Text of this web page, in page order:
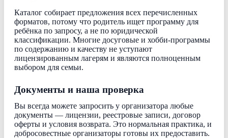
Каталог собирает предложения всех перечисленных
форматов, потому что родитель ищет программу для
ребёнка по запросу, а не по юридической
классификации. Многие досуговые и хобби-программы
по содержанию и качеству не уступают
лицензированным лагерям и являются полноценным
выбором для семьи.
Документы и наша проверка
Вы всегда можете запросить у организатора любые
документы — лицензии, реестровые записи, договор
оферты и условия возврата. Это нормальная практика, и
добросовестные организаторы готовы их предоставить.